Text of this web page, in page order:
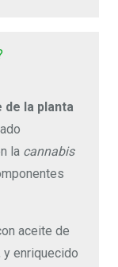
de la planta
la cannabis
aceite de
y enriquecido